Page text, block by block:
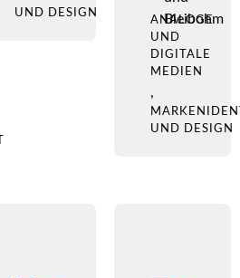
UND DESIGN
Bleibohm
ANALOGE
UND
DIGITALE
MEDIEN
,
UND DESIGN